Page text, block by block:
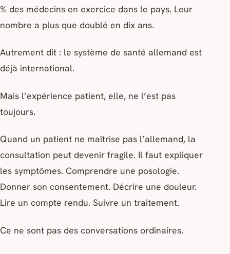
% des médecins en exercice dans le pays. Leur
nombre a plus que doublé en dix ans.
Autrement dit : le système de santé allemand est
déjà international.
Mais l’expérience patient, elle, ne l’est pas
toujours.
Quand un patient ne maîtrise pas l’allemand, la
consultation peut devenir fragile. Il faut expliquer
les symptômes. Comprendre une posologie.
Donner son consentement. Décrire une douleur.
Lire un compte rendu. Suivre un traitement.
Ce ne sont pas des conversations ordinaires.